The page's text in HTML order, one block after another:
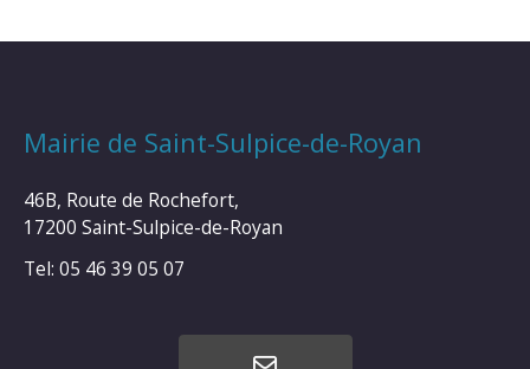
Mairie de Saint-Sulpice-de-Royan
46B, Route de Rochefort,
17200 Saint-Sulpice-de-Royan
Tel: 05 46 39 05 07